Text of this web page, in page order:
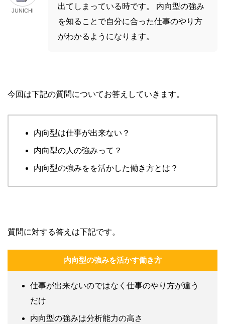
JUNICHI
出てしまっている時です。 内向型の強み
を知ることで自分に合った仕事のやり方
がわかるようになります。
今回は下記の質問についてお答えしていきます。
内向型は仕事が出来ない？
内向型の人の強みって？
内向型の強みをを活かした働き方とは？
質問に対する答えは下記です。
内向型の強みを活かす働き方
仕事が出来ないのではなく仕事のやり方が違う
だけ
内向型の強みは分析能力の高さ